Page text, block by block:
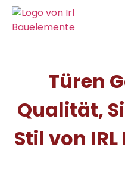
Türen
Qualität,
Stil von